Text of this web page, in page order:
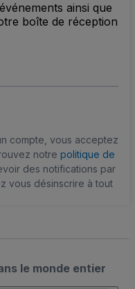
ainsi que
boîte de réception
compte, vous acceptez
notre politique de
des notifications par
vous désinscrire à tout
le monde entier